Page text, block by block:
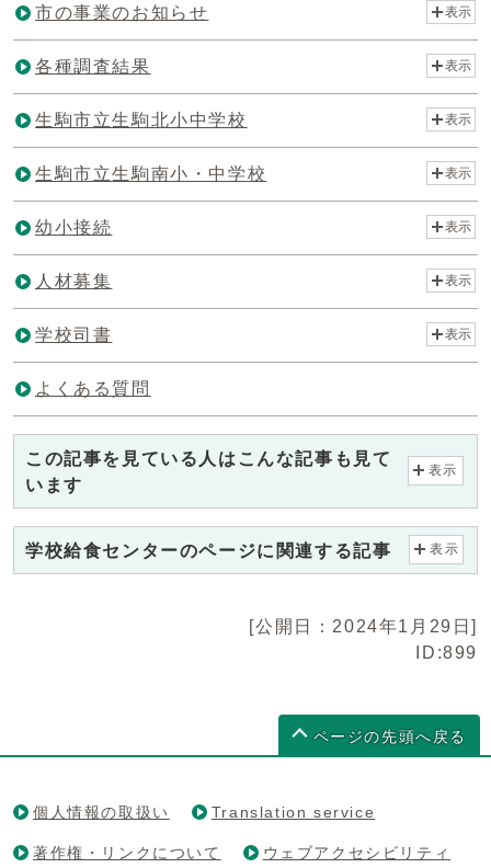
市の事業のお知らせ 表示
各種調査結果 表示
生駒市立生駒北小中学校 表示
生駒市立生駒南小・中学校 表示
幼小接続 表示
人材募集 表示
学校司書 表示
よくある質問
この記事を見ている人はこんな記事も見て
います
表示
学校給食センターのページに関連する記事 表示
[公開日：2024年1月29日]
ID:899
ページの先頭へ戻る
個人情報の取扱い Translation service
著作権・リンクについて ウェブアクセシビリティ